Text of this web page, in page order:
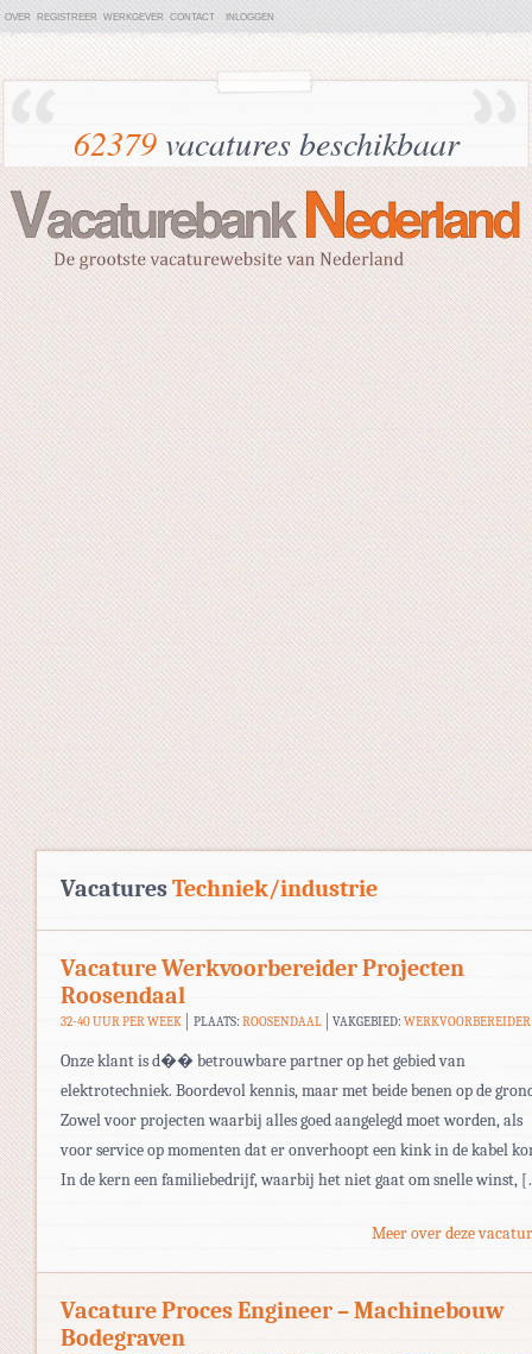
OVER REGISTREER WERKGEVER CONTACT INLOGGEN
62379vacatures beschikbaar
VacaturesTechniek/industrie
Vacature Werkvoorbereider Projecten
Roosendaal
32-40 UUR PER WEEK PLAATS: ROOSENDAAL VAKGEBIED:WERKVOORBEREIDER
Onze klant is d�� betrouwbare partner op het gebied van
elektrotechniek. Boordevol kennis, maar met beide benen op de
Zowel voor projecten waarbij alles goed aangelegd moet worden, als
voor service op momenten dat er onverhoopt een kink in de kabel
In de kern een familiebedrijf, waarbij het niet gaat om snelle winst,
Meer over deze
Vacature Proces Engineer – Machinebouw
Bodegraven